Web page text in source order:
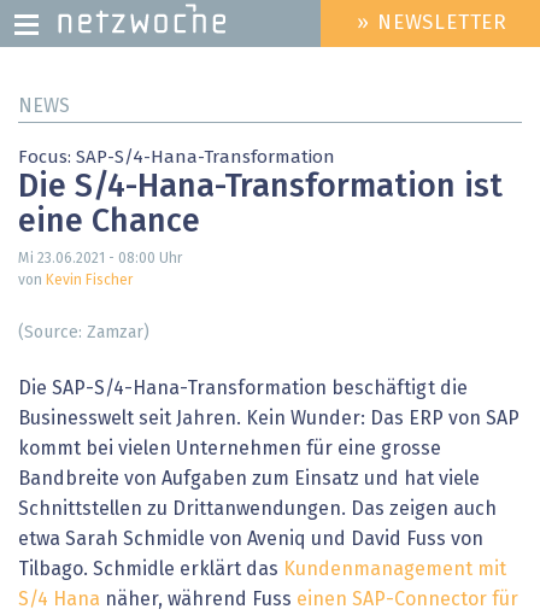
zum
HEADER
MENU
» NEWSLETTER
NEWS
Focus: SAP-S/4-Hana-Transformation
Die S/4-Hana-Transformation ist
eine Chance
Mi 23.06.2021 - 08:00 Uhr
von Kevin Fischer
(Source: Zamzar)
Die SAP-S/4-Hana-Transformation beschäftigt die
Businesswelt seit Jahren. Kein Wunder: Das ERP von SAP
kommt bei vielen Unternehmen für eine grosse
Bandbreite von Aufgaben zum Einsatz und hat viele
Schnitt­stellen zu Drittanwendungen. Das zeigen auch
etwa Sarah Schmidle von Aveniq und David Fuss von
Tilbago. Schmidle erklärt das Kundenmanagement mit
S/4 Hana näher, während Fuss einen SAP-Connector für